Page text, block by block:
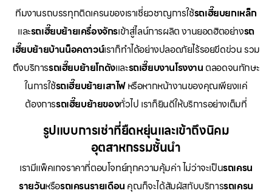
ทีมงานรถบรรทุกติดเครนของเราเชี่ยวชาญการใช้รถเฮี๊ยบยกเหล็ก
และรถเฮี๊ยบย้ายเครื่องจักรเข้าสู่ไลน์การผลิต งานยอดฮิตอย่างรถ
เฮี๊ยบย้ายบ้านน็อคดาวน์เราก็ทำได้อย่างปลอดภัยไร้รอยขีดข่วน รวม
ถึงบริการรถเฮี๊ยบย้ายโกดังและรถเฮี๊ยบงานโรงงาน ตลอดจนทักษะ
ในการใช้รถเฮี๊ยบย้ายเสาไฟหรือหากหน้างานของคุณเพียงแค่
ต้องการรถเฮี๊ยบย้ายของทั่วไป เราก็ยินดีให้บริการอย่างเต็มที่
รูปแบบการเช่าที่ยืดหยุ่นและเข้าถึงนิคม
อุตสาหกรรมชั้นนำ
เรามีแพ็คเกจราคาที่ตอบโจทย์ทุกความคุ้มค่า ไม่ว่าจะเป็นรถเครน
รายวันหรือรถเครนรายเดือน คุณก็จะได้สัมผัสกับบริการรถเครน